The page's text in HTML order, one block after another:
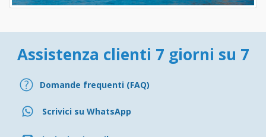
Assistenza clienti 7 giorni su 7
Domande frequenti (FAQ)
Scrivici su WhatsApp